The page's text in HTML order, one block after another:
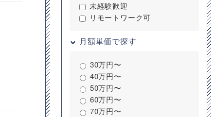
未経験歓迎
リモートワーク可
月額単価で探す
30万円〜
40万円〜
50万円〜
60万円〜
70万円〜